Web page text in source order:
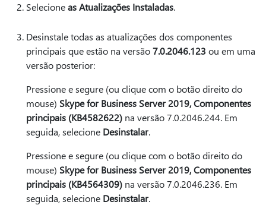
Selecioneas Atualizações Instaladas.
Desinstale todas as atualizações dos componentes
principais que estão na versão7.0.2046.123 ou em uma
versão posterior:
Pressione e segure (ou clique com o botão direito do
mouse) Skype for Business Server 2019, Componentes
principais (KB4582622) na versão 7.0.2046.244. Em
seguida, selecione Desinstalar.
Pressione e segure (ou clique com o botão direito do
mouse) Skype for Business Server 2019, Componentes
principais (KB4564309) na versão 7.0.2046.236. Em
seguida, selecione Desinstalar.